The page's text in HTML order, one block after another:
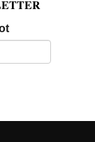
Email